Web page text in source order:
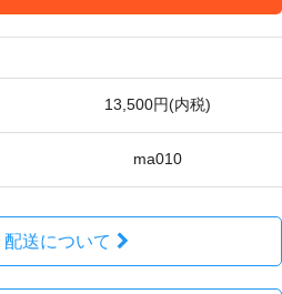
13,500円(内税)
ma010
送について